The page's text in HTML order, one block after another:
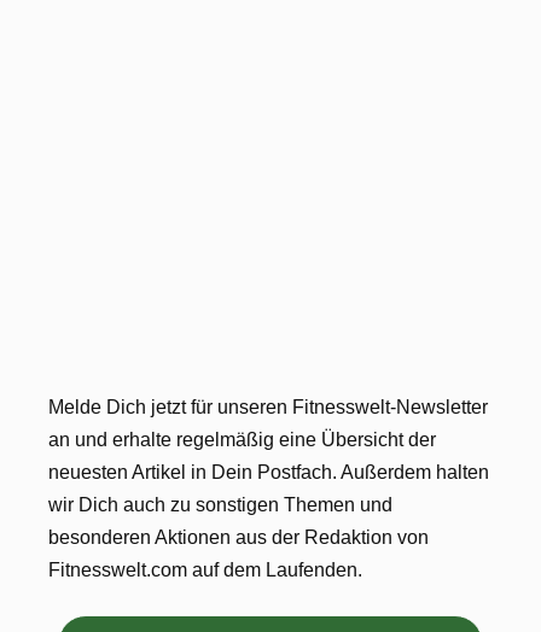
Melde Dich jetzt für unseren Fitnesswelt-Newsletter
an und erhalte regelmäßig eine Übersicht der
neuesten Artikel in Dein Postfach. Außerdem halten
wir Dich auch zu sonstigen Themen und
besonderen Aktionen aus der Redaktion von
Fitnesswelt.com auf dem Laufenden.